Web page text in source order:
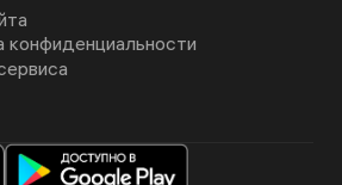
конфиденциальности